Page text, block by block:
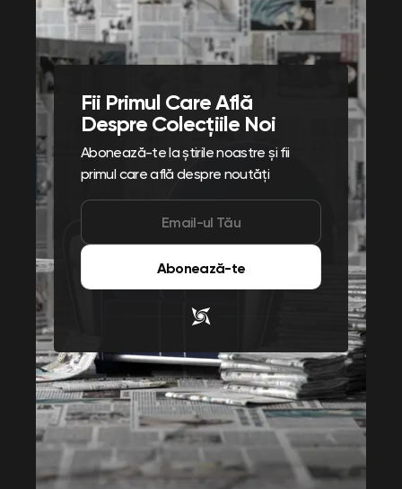
Fii Primul Care Află
Despre Colecțiile Noi
Abonează-te la știrile noastre și fii
primul care află despre noutăți
Abonează-te